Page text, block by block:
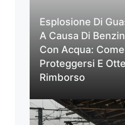
Esplosione Di
A Causa Di
Con Acqua: Come
Proteggersi E
Rimborso